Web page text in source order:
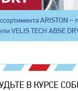
ARISTON –
VELIS TECH ABSE
В КУРСЕ